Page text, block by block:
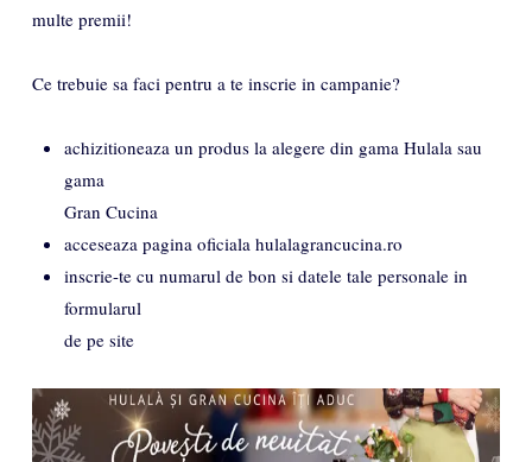
multe premii!
Ce trebuie sa faci pentru a te inscrie in campanie?
achizitioneaza un produs la alegere din gama Hulala sau
gama
Gran Cucina
acceseaza pagina oficiala hulalagrancucina.ro
inscrie-te cu numarul de bon si datele tale personale in
formularul
de pe site